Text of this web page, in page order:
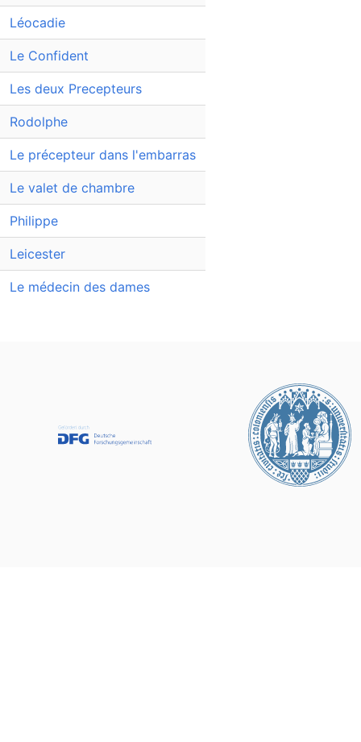
Léocadie
Le Confident
Les deux Precepteurs
Rodolphe
Le précepteur dans l'embarras
Le valet de chambre
Philippe
Leicester
Le médecin des dames